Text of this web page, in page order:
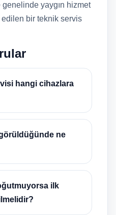
yaygın hizmet
bir teknik servis
hangi cihazlara
ne
ilk